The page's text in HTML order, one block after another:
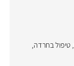
, טיפול בחרדה,